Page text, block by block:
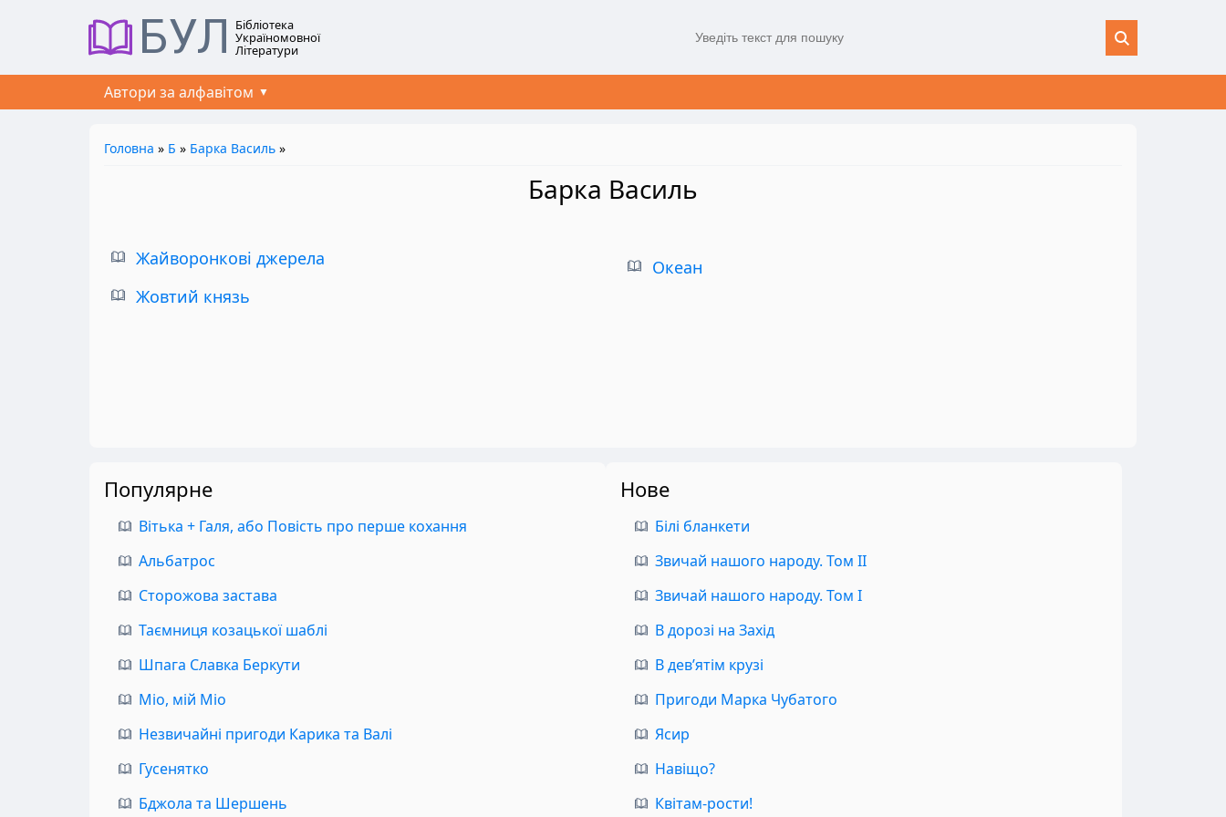
БУЛ Бібліотека
Україномовної
Літератури
Автори за алфавітом
Головна » Б » Барка Василь »
Барка Василь
Жайворонкові джерела
Жовтий князь
Океан
Популярне
Вітька + Галя, або Повість про перше кохання
Альбатрос
Сторожова застава
Таємниця козацької шаблі
Шпага Славка Беркути
Міо, мій Міо
Незвичайні пригоди Карика та Валі
Гусенятко
Бджола та Шершень
Нове
Білі бланкети
Звичай нашого народу. Том II
Звичай нашого народу. Том I
В дорозі на Захід
В дев’ятім крузі
Пригоди Марка Чубатого
Ясир
Навіщо?
Квітам-рости!